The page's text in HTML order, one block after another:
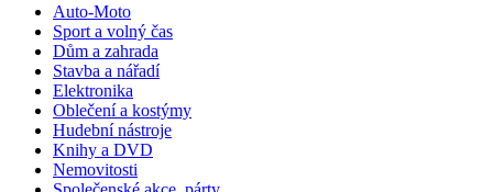
Auto-Moto
Sport a volný čas
Dům a zahrada
Stavba a nářadí
Elektronika
Oblečení a kostýmy
Hudební nástroje
Knihy a DVD
Nemovitosti